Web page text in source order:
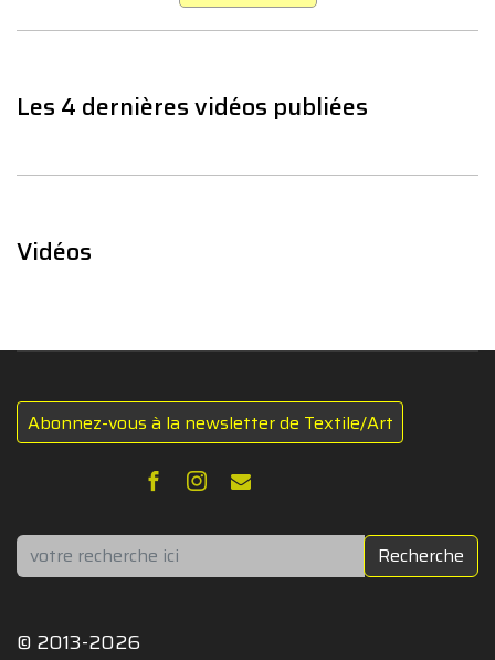
Les 4 dernières vidéos publiées
Vidéos
Abonnez-vous à la newsletter de Textile/Art
Rechercher Recherche
© 2013-2026